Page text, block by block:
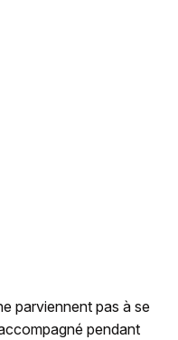
parviennent pas à se
pendant